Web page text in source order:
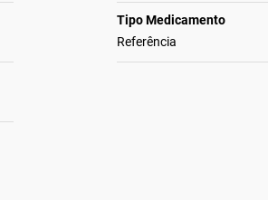
Tipo Medicamento
Referência